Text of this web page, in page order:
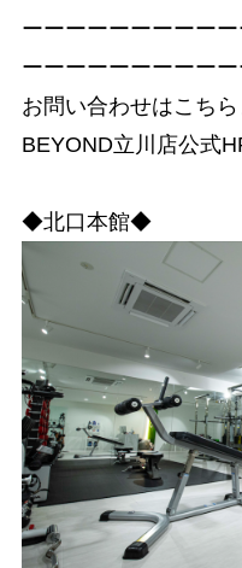
ーーーーーーーーー
ーーーーーーーーー
お問い合わせはこちら
BEYOND立川店公式
◆北口本館◆